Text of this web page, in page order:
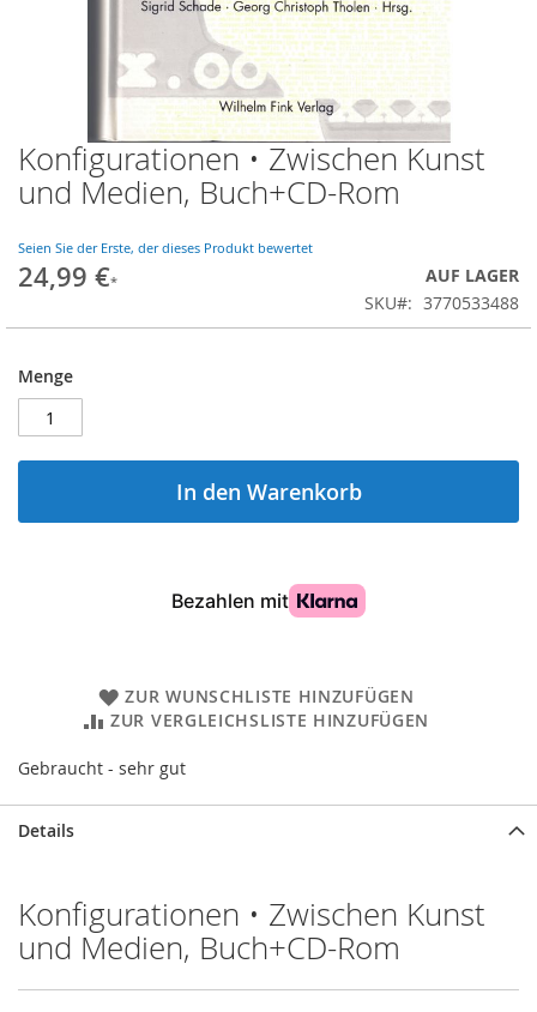
Zum
Anfang
der
springen
Konfigurationen • Zwischen Kunst
und Medien, Buch+CD-Rom
Seien Sie der Erste, der dieses Produkt bewertet
24,99 €
AUF LAGER
SKU
3770533488
Menge
In den Warenkorb
ZUR WUNSCHLISTE HINZUFÜGEN
ZUR VERGLEICHSLISTE HINZUFÜGEN
Gebraucht - sehr gut
Details
Konfigurationen • Zwischen Kunst
und Medien, Buch+CD-Rom